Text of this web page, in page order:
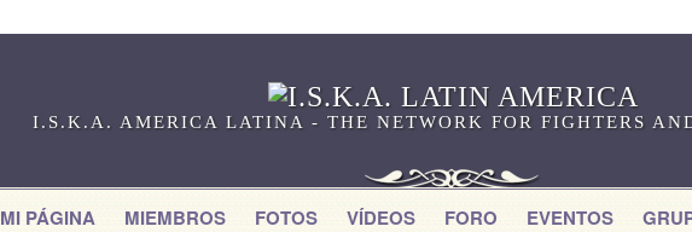
I.S.K.A. AMERICA LATINA - THE NETWORK FOR FIGHTERS
MI PÁGINA MIEMBROS FOTOS VÍDEOS FORO EVENTOS